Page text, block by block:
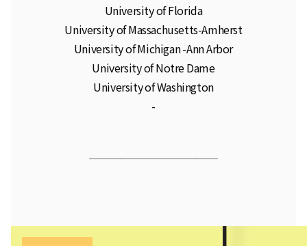
University of Florida
University of Massachusetts-Amherst
University of Michigan -Ann Arbor
University of Notre Dame
University of Washington
-
────────────